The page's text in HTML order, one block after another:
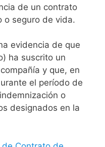
de un contrato
o seguro de vida.
evidencia de que
ha suscrito un
y que, en
el período de
o
designados en la